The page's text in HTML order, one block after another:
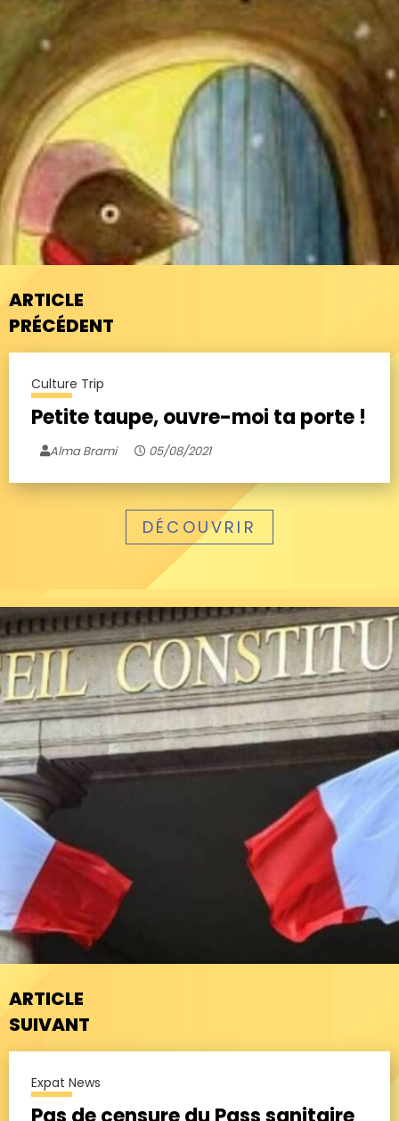
ARTICLE
PRÉCÉDENT
Culture Trip
Petite taupe, ouvre-moi ta porte !
Alma Brami 05/08/2021
DÉCOUVRIR
ARTICLE
SUIVANT
Expat News